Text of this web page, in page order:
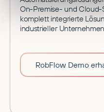
On-Premise- und
komplett integrierte
industrieller
RobFlow Demo